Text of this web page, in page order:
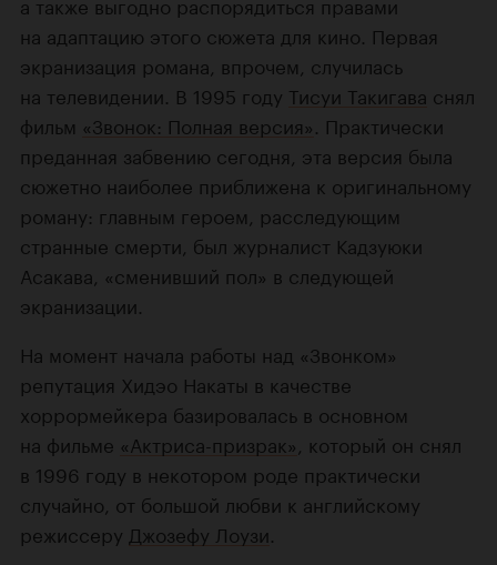
на адаптацию этого сюжета для кино. Первая
экранизация романа, впрочем, случилась
на телевидении. В 1995 году Тисуи Такигава снял
фильм «Звонок: Полная версия» . Практически
преданная забвению сегодня, эта версия была
сюжетно наиболее приближена к оригинальному
роману: главным героем, расследующим
странные смерти, был журналист Кадзуюки
Асакава, «сменивший пол» в следующей
экранизации.
На момент начала работы над «Звонком»
репутация Хидэо Накаты в качестве
хоррормейкера базировалась в основном
на фильме «Актриса-призрак» , который он снял
в 1996 году в некотором роде практически
случайно, от большой любви к английскому
режиссеру Джозефу Лоузи